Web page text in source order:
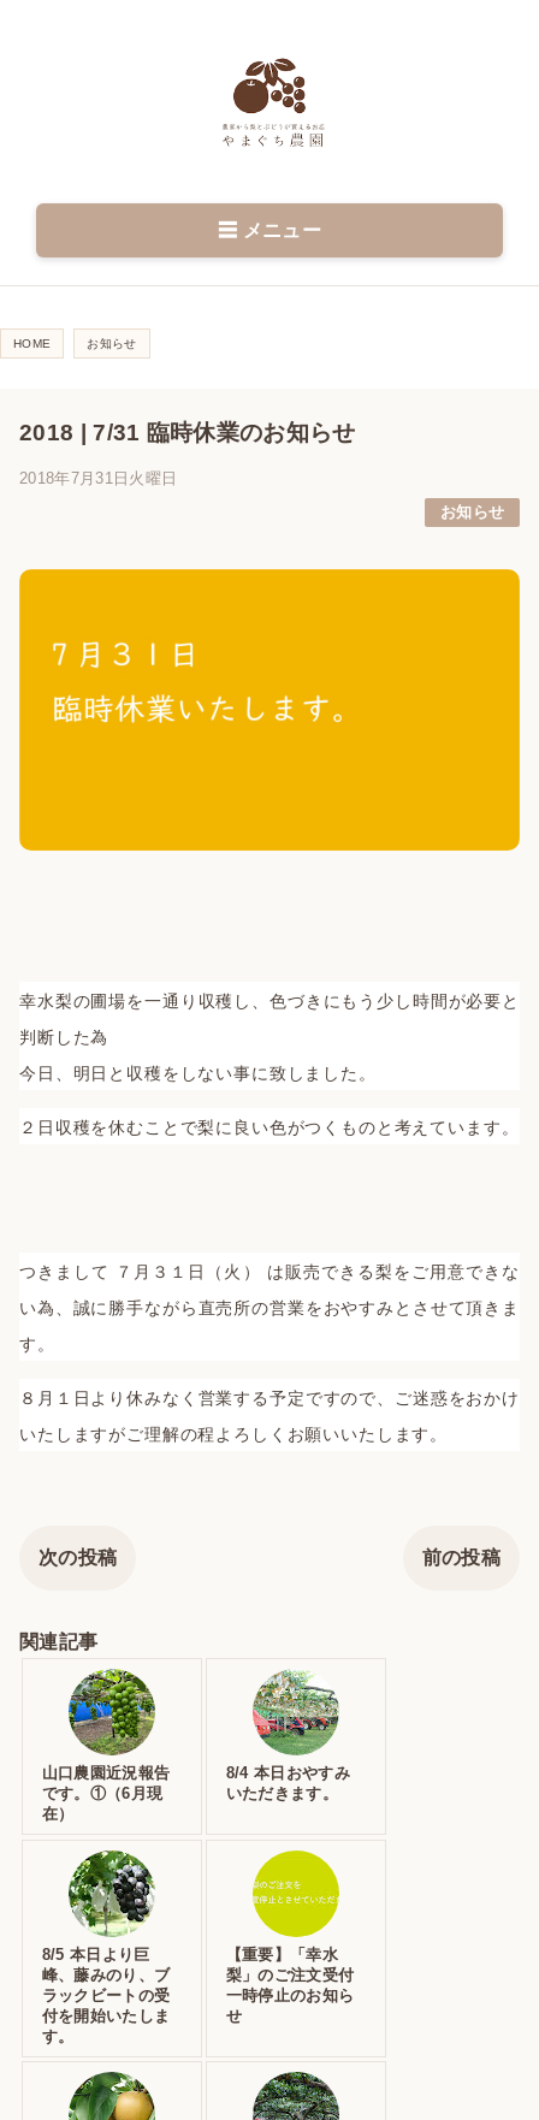
☰ メニュー
HOME お知らせ
2018 | 7/31 臨時休業のお知らせ
2018年7月31日火曜日
お知らせ
幸水梨の圃場を一通り収穫し、色づきにもう少し時間が必要と
判断した為
今日、明日と収穫をしない事に致しました。
２日収穫を休むことで梨に良い色がつくものと考えています。
つきまして ７月３１日（火） は販売できる梨をご用意できな
い為、誠に勝手ながら直売所の営業をおやすみとさせて頂きま
す。
８月１日より休みなく営業する予定ですので、ご迷惑をおかけ
いたしますがご理解の程よろしくお願いいたします。
次の投稿 前の投稿
関連記事
山口農園近況報告
です。①（6月現
在）
8/4 本日おやすみ
いただきます。
8/5 本日より巨
峰、藤みのり、ブ
ラックビートの受
付を開始いたしま
す。
【重要】「幸水
梨」のご注文受付
一時停止のお知ら
せ